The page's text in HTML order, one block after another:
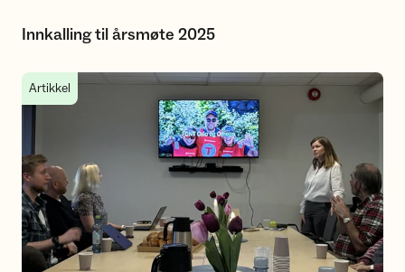
Innkalling til årsmøte 2025
Årsmøte 2024 vel gjennomført
Artikkel